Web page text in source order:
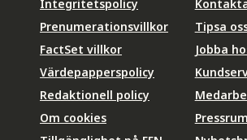
Integritetspolicy
Prenumerationsvillkor
FactSet villkor
Värdepapperspolicy
Redaktionell policy
Om cookies
Tipsa
Jobba
Pressrum